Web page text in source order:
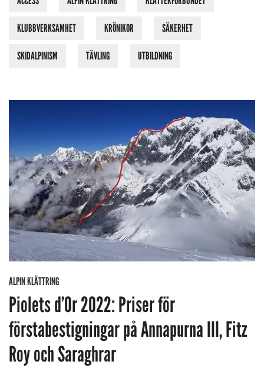
KLUBBVERKSAMHET KRÖNIKOR SÄKERHET
SKIDALPINISM TÄVLING UTBILDNING
ALPIN KLÄTTRING
Piolets d’Or 2022: Priser för
förstabestigningar på Annapurna III, Fitz
Roy och Saraghrar